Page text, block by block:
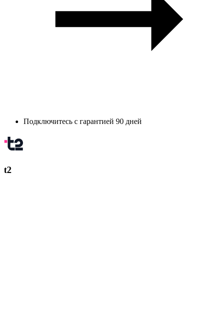
Подключитесь с гарантией 90 дней
t2